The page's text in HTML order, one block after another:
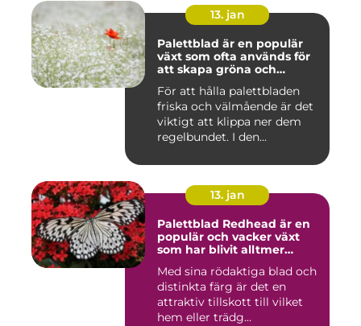
13. jan
Palettblad är en populär
växt som ofta används för
att skapa gröna och
inomhusmiljöer
För att hålla palettbladen
friska och välmående är det
viktigt att klippa ner dem
regelbundet. I den...
13. jan
Palettblad Redhead är en
populär och vacker växt
som har blivit alltmer
trädgårdsentusiaster
Med sina rödaktiga blad och
distinkta färg är det en
attraktiv tillskott till vilket
hem eller trädg...